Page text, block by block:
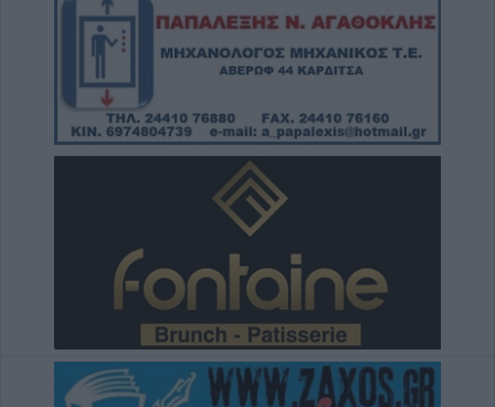
Σε αναζήτηση λύσης για το χρόνιο
πρόβλημα των ανεπιτήρητων βοοειδών σε
κοινότητες του Δήμου Παλαμά
8 Αυγούστου 2026, 14:49
Ακυρώθηκε απόφαση του Περιφερειάρχη
Θεσσαλίας Δημ. Κουρέτα για το θαλάσσιο
σκι στη λίμνη Σμοκόβου
Συνεδρίαση Επιτροπής Εκτίμησης Κινδύνου
για τους ισχυρούς ανέμους και τις υψηλές
θερμοκρασίες
Την Κυριακή 9 Αυγούστου η κηδεία του
Αντώνιου Ηλ. Αντωνίου